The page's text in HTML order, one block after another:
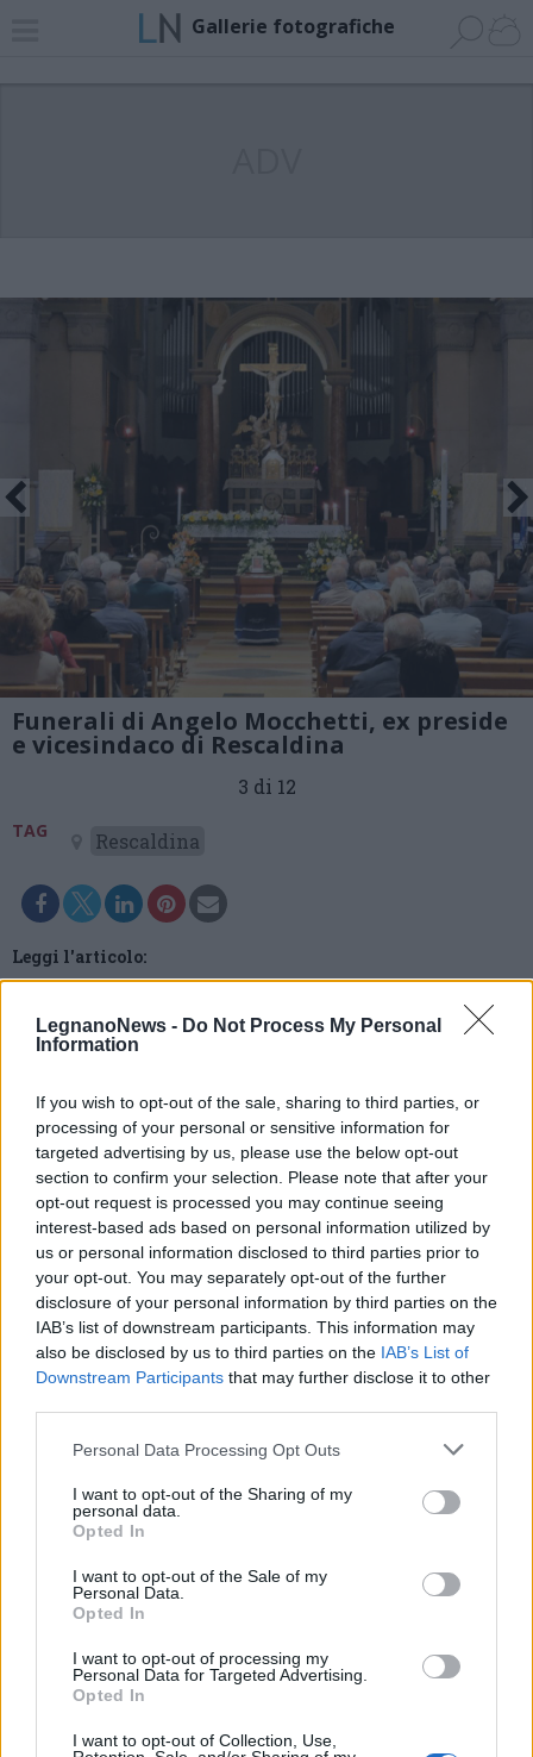
LegnanoNews - Do Not Process My Personal
Information
If you wish to opt-out of the sale, sharing to third parties, or
processing of your personal or sensitive information for
targeted advertising by us, please use the below opt-out
section to confirm your selection. Please note that after your
opt-out request is processed you may continue seeing
interest-based ads based on personal information utilized by
us or personal information disclosed to third parties prior to
your opt-out. You may separately opt-out of the further
disclosure of your personal information by third parties on the
IAB’s list of downstream participants. This information may
also be disclosed by us to third parties on the IAB’s List of
Downstream Participants that may further disclose it to other
Personal Data Processing Opt Outs
I want to opt-out of the Sharing of my
personal data.
Opted In
I want to opt-out of the Sale of my
Personal Data.
Opted In
I want to opt-out of processing my
Personal Data for Targeted Advertising.
Opted In
I want to opt-out of Collection, Use,
Gallerie fotografiche
Funerali di Angelo Mocchetti, ex preside
e vicesindaco di Rescaldina
3 di 12
TAG Rescaldina
Leggi l'articolo:
Ultimo saluto all’ex preside e vicesindaco Angelo
Mocchetti: “Rescaldina ha molto da raccogliere da lui”
Commenti
articolo.
L'email è richiesta ma non verrà mostrata ai visitatori. Il contenuto di questo
commento esprime il pensiero dell'autore e non rappresenta la linea editoriale
commenti non sono testi giornalistici, ma post inviati dai singoli lettori che
possono essere automaticamente pubblicati senza filtro preventivo. I commenti
che includano uno o più link a siti esterni verranno rimossi in automatico dal